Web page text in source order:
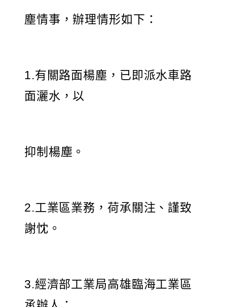
塵情事，辦理情形如下：
1.有關路面楊塵，已即派水車路
面灑水，以
抑制楊塵。
2.工業區業務，荷承關注、謹致
謝忱。
3.經濟部工業局高雄臨海工業區